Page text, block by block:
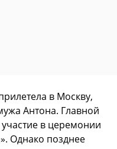
в Москву,
Антона. Главной
в церемонии
Однако позднее